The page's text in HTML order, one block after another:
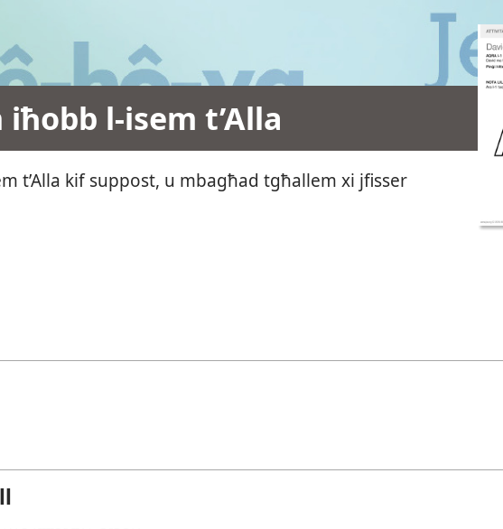
l-isem t’Alla
t’Alla kif suppost, u mbagħad tgħallem xi jfisser